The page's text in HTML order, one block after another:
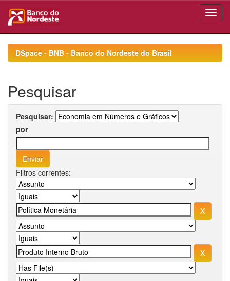
navigationDSpace - BNB - Banco do Nordeste do Brasil
Pesquisar
Pesquisar:
por
Filtros correntes: